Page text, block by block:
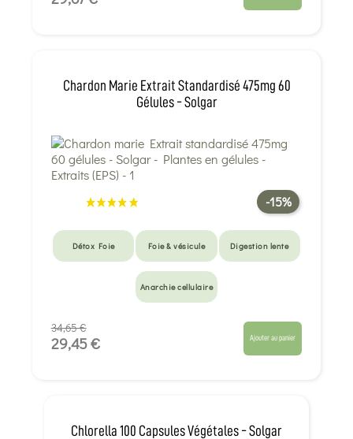
Chardon Marie Extrait Standardisé 475mg 60
Gélules - Solgar
-15%
Détox Foie Foie & vésicule Digestion lente
Anarchie cellulaire
34,65 €
29,45 € Ajouter au panier
Chlorella 100 Capsules Végétales - Solgar